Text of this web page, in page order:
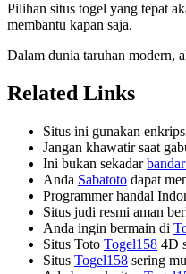
Pilihan situs togel yang tepat
membantu kapan saja.
Dalam dunia taruhan modern,
Related Links
Situs ini gunakan
Jangan khawatir saat
Ini bukan sekadar
Anda Sabatoto dapat
Programmer handal
Situs judi resmi aman
Anda ingin bermain di
Situs Toto Togel158 4D
Situs Togel158 sering